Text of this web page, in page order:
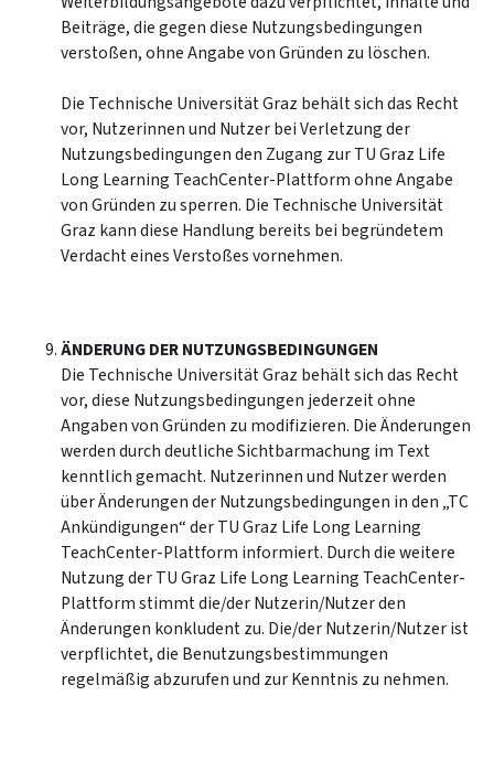
Beiträge, die gegen diese Nutzungsbedingungen
verstoßen, ohne Angabe von Gründen zu löschen.
Die Technische Universität Graz behält sich das Recht
vor, Nutzerinnen und Nutzer bei Verletzung der
Nutzungsbedingungen den Zugang zur TU Graz Life
Long Learning TeachCenter-Plattform ohne Angabe
von Gründen zu sperren. Die Technische Universität
Graz kann diese Handlung bereits bei begründetem
Verdacht eines Verstoßes vornehmen.
ÄNDERUNG DER NUTZUNGSBEDINGUNGEN
Die Technische Universität Graz behält sich das Recht
vor, diese Nutzungsbedingungen jederzeit ohne
Angaben von Gründen zu modifizieren. Die Änderungen
werden durch deutliche Sichtbarmachung im Text
kenntlich gemacht. Nutzerinnen und Nutzer werden
über Änderungen der Nutzungsbedingungen in den „TC
Ankündigungen“ der TU Graz Life Long Learning
TeachCenter-Plattform informiert. Durch die weitere
Nutzung der TU Graz Life Long Learning TeachCenter-
Plattform stimmt die/der Nutzerin/Nutzer den
Änderungen konkludent zu. Die/der Nutzerin/Nutzer ist
verpflichtet, die Benutzungsbestimmungen
regelmäßig abzurufen und zur Kenntnis zu nehmen.